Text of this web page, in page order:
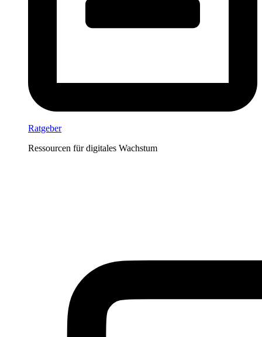
Ratgeber
Ressourcen für digitales Wachstum